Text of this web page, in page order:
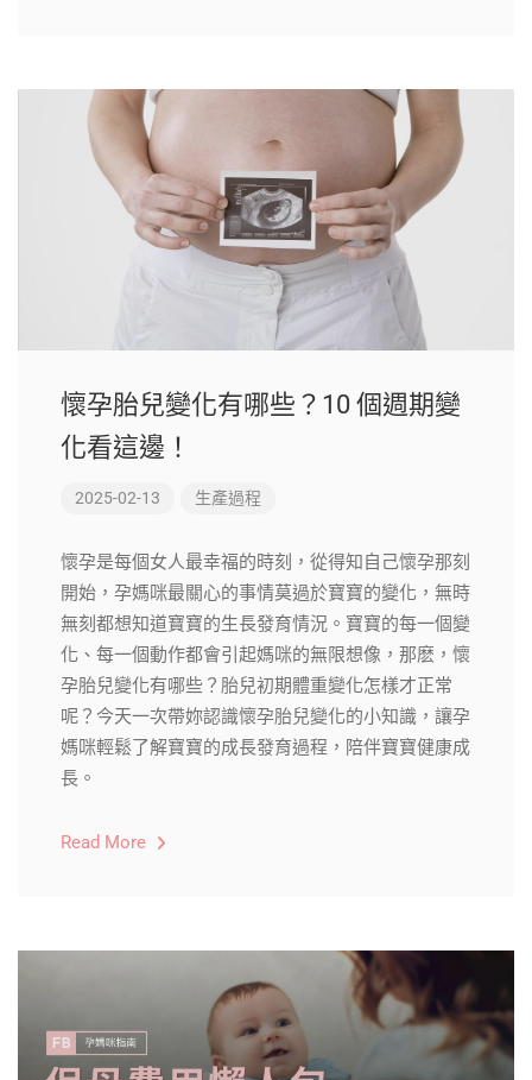
懷孕胎兒變化有哪些？10 個週期變
化看這邊！
2025-02-13 生產過程
懷孕是每個女人最幸福的時刻，從得知自己懷孕那刻
開始，孕媽咪最關心的事情莫過於寶寶的變化，無時
無刻都想知道寶寶的生長發育情況。寶寶的每一個變
化、每一個動作都會引起媽咪的無限想像，那麽，懷
孕胎兒變化有哪些？胎兒初期體重變化怎樣才正常
呢？今天一次帶妳認識懷孕胎兒變化的小知識，讓孕
媽咪輕鬆了解寶寶的成長發育過程，陪伴寶寶健康成
長。
Read More